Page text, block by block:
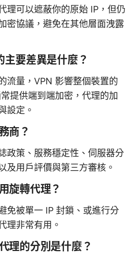
理可以遮蔽你的原始 IP，但仍
密協議，避免在其他層面洩露
要差異是什麼？
流量，VPN 影響整個裝置的
提供端到端加密，代理的加
設定。
商？
政策、服務穩定性、伺服器分
及用戶評價與第三方審核。
旋轉代理？
免被單一 IP 封鎖、或進行分
理非常有用。
理的分別是什麼？